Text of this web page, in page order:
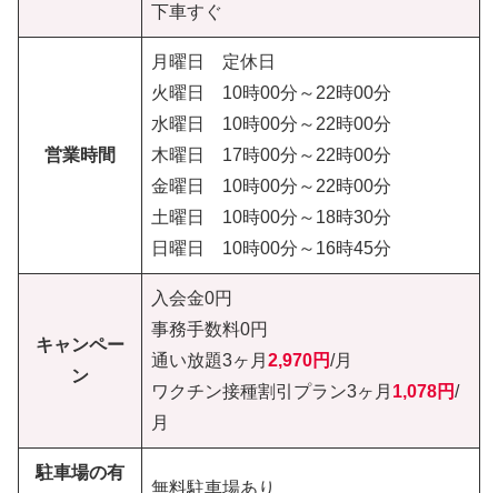
下車すぐ
営業時間
月曜日 定休日
火曜日 10時00分～22時00分
水曜日 10時00分～22時00分
木曜日 17時00分～22時00分
金曜日 10時00分～22時00分
土曜日 10時00分～18時30分
日曜日 10時00分～16時45分
キャンペー
ン
入会金0円
事務手数料0円
通い放題3ヶ月 2,970円/月
ワクチン接種割引プラン3ヶ月 1,078円/
月
駐車場の有
無料駐車場あり